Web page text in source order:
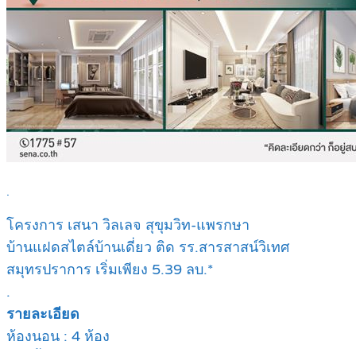
.
โครงการ เสนา วิลเลจ สุขุมวิท-แพรกษา
บ้านแฝดสไตล์บ้านเดี่ยว ติด รร.สารสาสน์วิเทศ
สมุทรปราการ เริ่มเพียง 5.39 ลบ.*
.
รายละเอียด
ห้องนอน : 4 ห้อง